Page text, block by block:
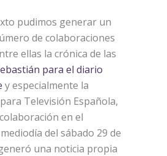
pudimos generar un
de colaboraciones
ellas la crónica de las
para el diario
y especialmente la
Televisión Española,
en el
del sábado 29 de
una noticia propia